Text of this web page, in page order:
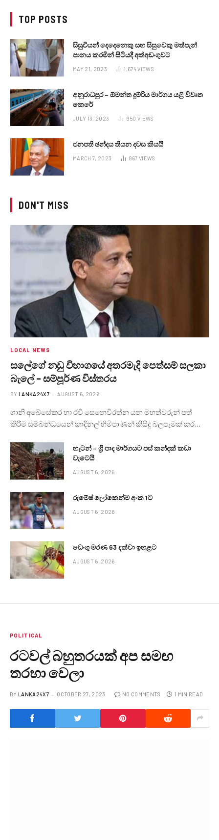
TOP POSTS
සිසුවියන් දෙදෙනෙකු සහ සිසුවෙකු මත්පැන්
පානය කරමින් සිටියදී අත්අඩංගුවට
MAY 21, 2023 1,674VIEWS
අනුරාධපුර – ඕමන්ත දුම්රිය මාර්ගය යළි විවෘත
කෙරේ
JULY 13, 2023 950 VIEWS
ජනපති ඡන්දය තියන දවස කියයි
MARCH 7, 2023 867 VIEWS
DON'T MISS
LOCAL NEWS
සලේගේ නඩු විභාගයේ අතරමැදි පෙත්සම් සලකා
බැලේ – සම්පූර්ණ විස්තරය
BY LANKA24X7 AUGUST 6, 2026
ශානි අබේසේකර හා රවී සෙනෙවිරත්න යන මහත්වරුන් පත්
කිරීම සම්බන්ධයෙන් කාදිනල් හිමිපාණන් කිසිදු බලපෑමක් කර…
හැටන් – ශ්‍රී පාද මාර්ගයට පස් කන්දක් කඩා
වැටෙයි
AUGUST 6, 2026
රුමේෂ් ලෝකෙන්ම අංක 1ට
AUGUST 6, 2026
ඩෙංගු මරණ 63 දක්වා ඉහළට
AUGUST 6, 2026
POLITICAL
රටවල් බහුතරයක් අප සමඟ
තරහා වෙලා
BY LANKA24X7 OCTOBER 27, 2023 NO COMMENTS 1 MIN READ